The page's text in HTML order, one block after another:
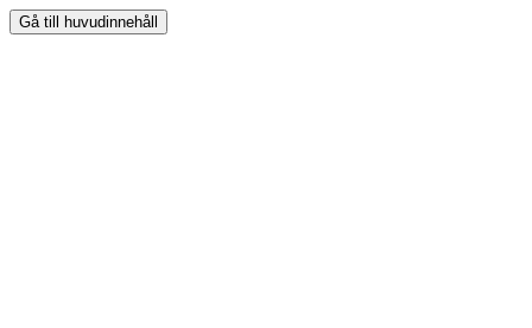
Gå till huvudinnehåll